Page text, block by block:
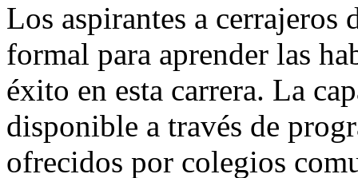
Los aspirantes a
formal para aprender las
éxito en esta carrera. La
disponible a través de
ofrecidos por colegios